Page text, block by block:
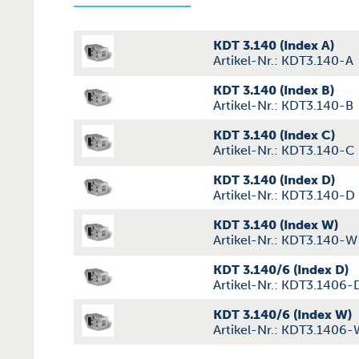
KDT 3.140 (Index A)
Artikel-Nr.: KDT3.140-A
KDT 3.140 (Index B)
Artikel-Nr.: KDT3.140-B
KDT 3.140 (Index C)
Artikel-Nr.: KDT3.140-C
KDT 3.140 (Index D)
Artikel-Nr.: KDT3.140-D
KDT 3.140 (Index W)
Artikel-Nr.: KDT3.140-W
KDT 3.140/6 (Index D)
Artikel-Nr.: KDT3.1406-
KDT 3.140/6 (Index W)
Artikel-Nr.: KDT3.1406-